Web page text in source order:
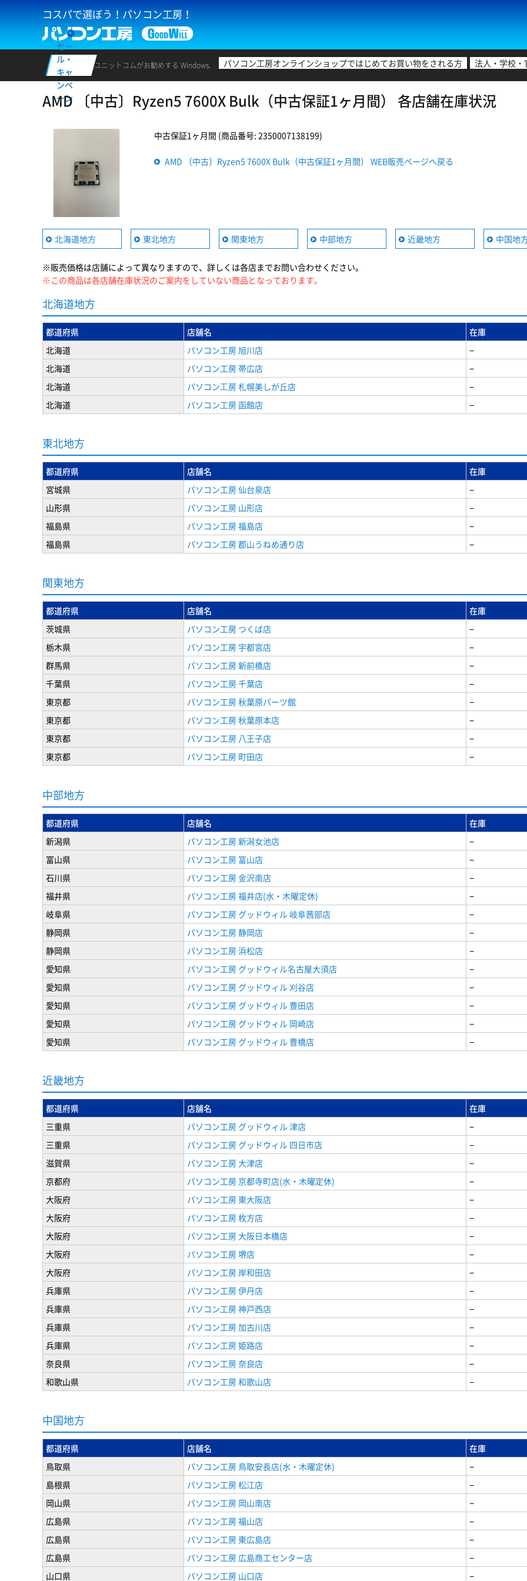
コスパで選ぼう！パソコン工房！
セー
ル・
キャ
ンペ
ーン
ユニットコムがお勧めする Windows. パソコン工房オンラインショップではじめてお買い物をされる方 法人・学校
AMD 〔中古〕Ryzen5 7600X Bulk（中古保証1ヶ月間） 各店舗在庫状況
中古保証1ヶ月間 (商品番号: 2350007138199)
AMD 〔中古〕Ryzen5 7600X Bulk（中古保証1ヶ月間） WEB販売ページへ戻る
北海道地方 東北地方 関東地方 中部地方 近畿地方 中国地
※販売価格は店舗によって異なりますので、詳しくは各店までお問い合わせください。
※この商品は各店舗在庫状況のご案内をしていない商品となっております。
北海道地方
都道府県 店舗名
在庫
北海道
パソコン工房 旭川店
−
北海道
パソコン工房 帯広店
−
北海道
パソコン⼯房 札幌美しが丘店
−
北海道
パソコン工房 函館店 −
東北地方
都道府県 店舗名
在庫
宮城県
パソコン工房 仙台泉店
−
山形県
パソコン工房 山形店
−
福島県
パソコン工房 福島店
−
福島県
パソコン工房 郡山うねめ通り店 −
関東地方
都道府県 店舗名
在庫
茨城県
パソコン工房 つくば店
−
栃木県
パソコン工房 宇都宮店
−
群馬県
パソコン工房 新前橋店
−
千葉県
パソコン工房 千葉店
−
東京都
パソコン工房 秋葉原パーツ館
−
東京都
パソコン工房 秋葉原本店
−
東京都
パソコン工房 八王子店
−
東京都
パソコン工房 町田店 −
中部地方
都道府県 店舗名
在庫
新潟県
パソコン工房 新潟女池店
−
富山県
パソコン工房 富山店
−
石川県
パソコン工房 金沢南店
−
福井県
パソコン工房 福井店(水・木曜定休)
−
岐阜県
パソコン工房 グッドウィル 岐阜茜部店
−
静岡県
パソコン工房 静岡店
−
静岡県
パソコン工房 浜松店
−
愛知県
パソコン工房 グッドウィル名古屋大須店
−
愛知県
パソコン工房 グッドウィル 刈谷店
−
愛知県
パソコン工房 グッドウィル 豊田店
−
愛知県
パソコン工房 グッドウィル 岡崎店
−
愛知県
パソコン工房 グッドウィル 豊橋店 −
近畿地方
都道府県 店舗名
在庫
三重県
パソコン工房 グッドウィル 津店
−
三重県
パソコン工房 グッドウィル 四日市店
−
滋賀県
パソコン工房 大津店
−
京都府
パソコン工房 京都寺町店(水・木曜定休)
−
大阪府
パソコン工房 東大阪店
−
大阪府
パソコン工房 枚方店
−
大阪府
パソコン工房 大阪日本橋店
−
大阪府
パソコン工房 堺店
−
大阪府
パソコン工房 岸和田店
−
兵庫県
パソコン工房 伊丹店
−
兵庫県
パソコン工房 神戸西店
−
兵庫県
パソコン工房 加古川店
−
兵庫県
パソコン工房 姫路店
−
奈良県
パソコン工房 奈良店
−
和歌山県
パソコン工房 和歌山店 −
中国地方
都道府県 店舗名
在庫
鳥取県
パソコン工房 鳥取安長店(水・木曜定休)
−
島根県
パソコン工房 松江店
−
岡山県
パソコン工房 岡山南店
−
広島県
パソコン工房 福山店
−
広島県
パソコン工房 東広島店
−
広島県
パソコン工房 広島商工センター店
−
山口県
パソコン工房 山口店 −